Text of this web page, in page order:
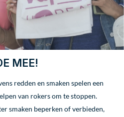
MEE!
redden en smaken spelen een
van rokers om te stoppen.
smaken beperken of verbieden,